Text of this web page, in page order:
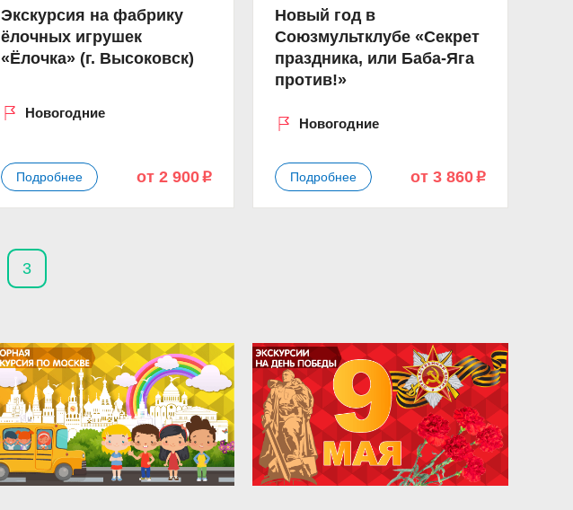
Экскурсия на фабрику
ёлочных игрушек
«Ёлочка» (г. Высоковск)
Новогодние
Подробнее от 2 900p
Новый год в
Союзмультклубе «Секрет
праздника, или Баба-Яга
против!»
Новогодние
Подробнее от 3 860p
3